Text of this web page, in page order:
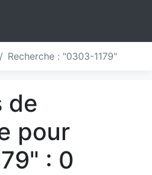
Recherche : "0303-1179"
de
pour
: 0